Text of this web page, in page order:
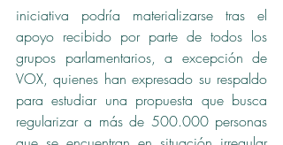
iniciativa podría materializarse tras el
apoyo recibido por parte de todos los
grupos parlamentarios, a excepción de
VOX, quienes han expresado su respaldo
para estudiar una propuesta que busca
regularizar a más de 500.000 personas